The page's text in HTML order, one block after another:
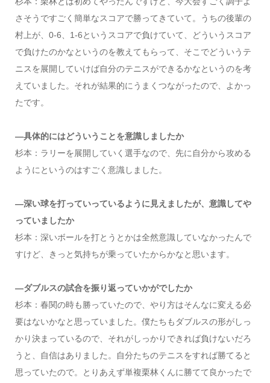
さそうですごく簡単なスコアで勝ってきていて。うちの後輩の
村上が、0-6、1-6というスコアで負けていて、どういうスコア
で負けたのかなというのを教えてもらって、そこでどういうテ
ニスを展開していけば自分のテニスができるかなというのを考
えていました。それが結果的にうまくつながったので、よかっ
たです。
―具体的にはどういうことを意識しましたか
杉本：ラリーを展開していく選手なので、先に自分から攻める
ようにというのはすごく意識しました。
―深い球を打っていっているように見えましたが、意識してや
っていましたか
杉本：深いボールを打とうとかは全然意識していなかったんで
すけど、きっと気持ちが乗っていたからかなと思います。
―ダブルスの試合を振り返っていかがでしたか
杉本：春関の時も勝っていたので、やり方はそんなに変える必
要はないかなと思っていました。僕たちもダブルスの形がしっ
かり決まっているので、それがしっかりできれば負けないだろ
うと、自信はありました。自分たちのテニスをすれば勝てると
思っていたので。とりあえず単複栗林くんに勝てて良かったで